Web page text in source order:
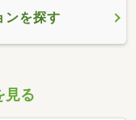
ンを探す
見る